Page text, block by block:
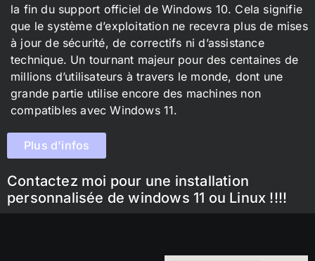
la fin du support officiel de Windows 10. Cela signifie
que le système d’exploitation ne recevra plus de mises
à jour de sécurité, de correctifs ni d’assistance
technique. Un tournant majeur pour des centaines de
millions d’utilisateurs à travers le monde, dont une
grande partie utilise encore des machines non
compatibles avec Windows 11.
Plus d'infos
Contactez moi pour une installation
personnalisée de windows 11 ou Linux !!!!